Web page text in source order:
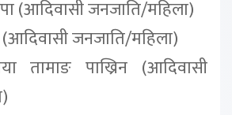
(आदिवासी जनजाति/महिला)
(आदिवासी जनजाति/महिला)
तामाङ पाख्रिन (आदिवासी